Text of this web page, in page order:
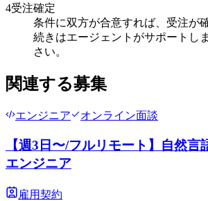
4受注確定
条件に双方が合意すれば、受注が
続きはエージェントがサポートし
さい。
関連する募集
エンジニア オンライン面談
【週3日〜/フルリモート】自然
エンジニア
雇用契約